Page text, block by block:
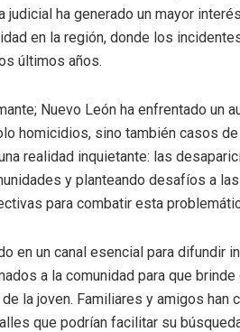
ha generado un mayor
en la región, donde los
últimos años.
Nuevo León ha enfrentado un
homicidios, sino también casos
realidad inquietante: las
y planteando desafíos a
para combatir esta
en un canal esencial para difundir
a la comunidad para que
la joven. Familiares y amigos han
que podrían facilitar su